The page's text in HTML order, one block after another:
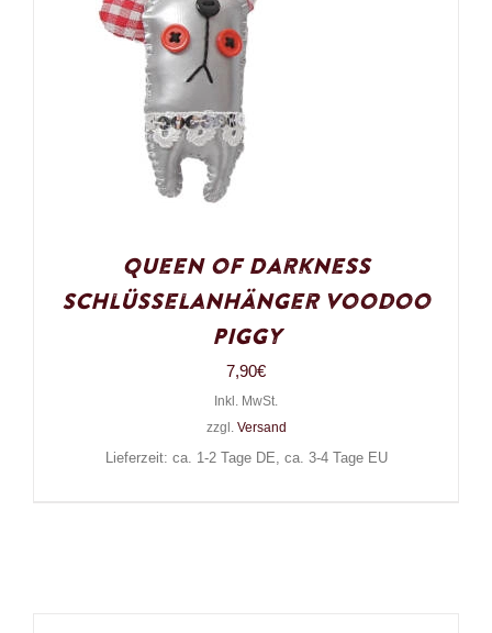
Queen of Darkness
Schlüsselanhänger Voodoo
Piggy
7,90€
Inkl. MwSt.
zzgl. Versand
Lieferzeit: ca. 1-2 Tage DE, ca. 3-4 Tage EU